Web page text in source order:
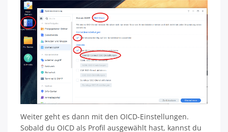
Weiter geht es dann mit den OICD-Einstellungen.
Sobald du OICD als Profil ausgewählt hast, kannst du